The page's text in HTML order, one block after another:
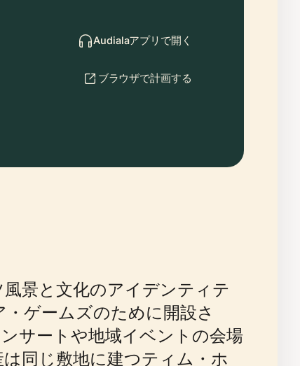
Audialaアプリで開く
ブラウザで計画する
景と文化のアイデンティテ
ゲームズのために開設さ
サートや地域イベントの会場
同じ敷地に建つティム・ホ